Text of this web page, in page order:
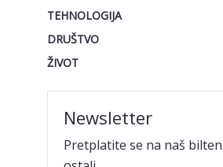
TEHNOLOGIJA
DRUŠTVO
ŽIVOT
Newsletter
Pretplatite se na naš